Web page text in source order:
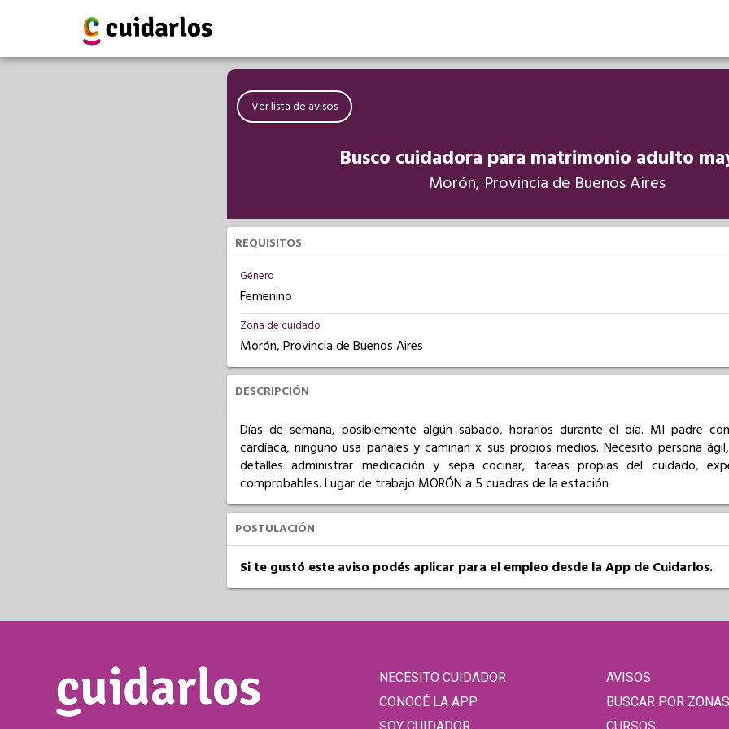
Ver lista de avisos
Busco cuidadora para matrimonio adulto
Morón, Provincia de Buenos Aires
REQUISITOS
Género
Femenino
Zona de cuidado
Morón, Provincia de Buenos Aires
DESCRIPCIÓN
Días de semana, posiblemente algún sábado, horarios durante el día. MI padre
cardíaca, ninguno usa pañales y caminan x sus propios medios. Necesito persona
detalles administrar medicación y sepa cocinar, tareas propias del cuidado,
comprobables. Lugar de trabajo MORÓN a 5 cuadras de la estación
POSTULACIÓN
Si te gustó este aviso podés aplicar para el empleo desde la App de Cuidarlos.
NECESITO CUIDADOR
CONOCÉ LA APP
AVISOS
BUSCAR POR ZONAS